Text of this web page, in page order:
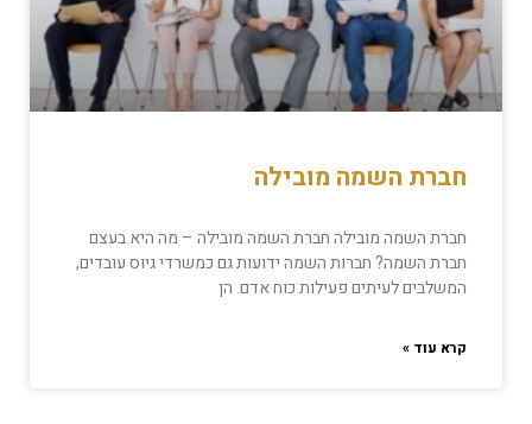
חברת השמה מובילה
חברת השמה מובילה חברת השמה מובילה – מה היא בעצם
חברת השמה? חברות השמה ידועות גם כמשרדי גיוס עובדים,
המשלבים לעיתים פעילות כוח אדם. הן
קרא עוד »